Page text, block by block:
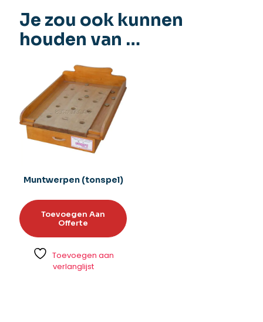
Je zou ook kunnen
houden van …
Muntwerpen (tonspel)
Toevoegen Aan
Offerte
Toevoegen aan
verlanglijst